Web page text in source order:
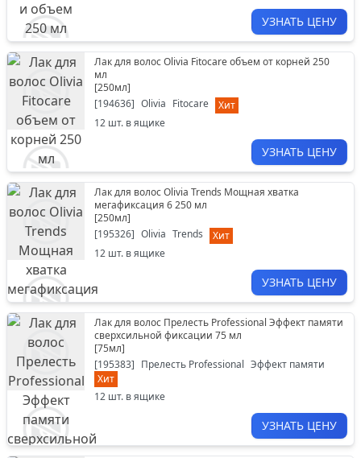
УЗНАТЬ ЦЕНУ
Лак для волос Olivia Fitocare объем от корней 250
мл
[250мл]
[194636] Olivia Fitocare
Хит
12 шт. в ящике
УЗНАТЬ ЦЕНУ
Лак для волос Olivia Trends Мощная хватка
мегафиксация 6 250 мл
[250мл]
[195326] Olivia Trends
Хит
12 шт. в ящике
УЗНАТЬ ЦЕНУ
Лак для волос Прелесть Professional Эффект памяти
сверхсильной фиксации 75 мл
[75мл]
[195383] Прелесть Professional Эффект памяти
Хит
12 шт. в ящике
УЗНАТЬ ЦЕНУ